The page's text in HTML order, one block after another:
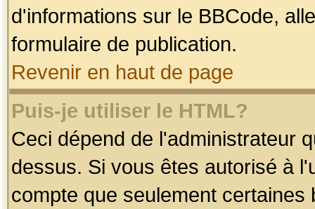
d'informations sur le BBCode,
formulaire de publication.
Revenir en haut de page
Puis-je utiliser le HTML?
Ceci dépend de l'administrateur
dessus. Si vous êtes autorisé à
compte que seulement